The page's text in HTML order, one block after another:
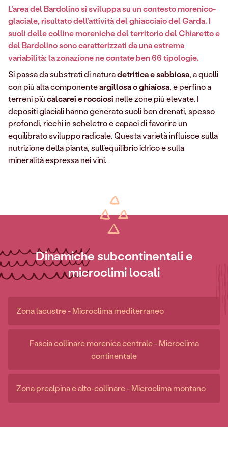
L’area del Bardolino si sviluppa su un contesto morenico-
glaciale, risultato dell’attività del ghiacciaio del Garda. I
suoli delle colline moreniche del territorio del Chiaretto e
del Bardolino sono caratterizzati da una estrema
variabilità: la zonazione ne contate ben 66 tipologie.
Si passa da substrati di naturadetritica e sabbiosa, a quelli
con più alta componenteargillosa o ghiaiosa, e perfino a
terreni piùcalcarei e rocciosi nelle zone più elevate. I
depositi glaciali hanno generato suoli ben drenati, spesso
profondi, ricchi in scheletro e capaci di favorire un
equilibrato sviluppo radicale. Questa varietà influisce sulla
nutrizione della pianta, sull’equilibrio idrico e sulla
mineralità espressa nei vini.
Dinamiche subcontinentali e
microclimi locali
Zona lacustre - Microclima mediterraneo
Fascia collinare morenica centrale - Microclima
continentale
Zona prealpina e alto-collinare - Microclima montano